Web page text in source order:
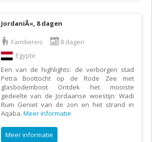
JordaniÃ«, 8 dagen
Familiereis
8 dagen
Egypte
Een van de highlights: de verborgen stad
Petra Boottocht op de Rode Zee met
glasbodemboot Ontdek het mooiste
gedeelte van de Jordaanse woestijn: Wadi
Rum Geniet van de zon en het strand in
Aqaba. Meer informatie
Meer informatie